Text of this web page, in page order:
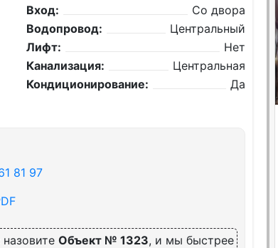
Вход:
Со двора
Водопровод:
Центральный
Лифт:
Нет
Канализация:
Центральная
Кондиционирование:
Да
81 97
Объект № 1323, и мы быстрее